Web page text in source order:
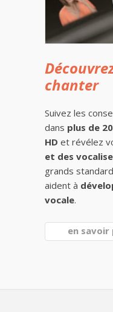
chanter
Suivez les
dans plus de
HD et révélez
et des
grands
aident à
vocale.
en savoir